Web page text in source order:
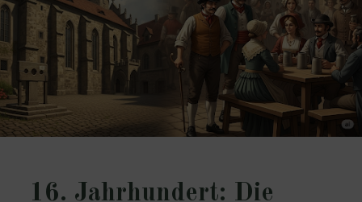
16. Jahrhundert: Die